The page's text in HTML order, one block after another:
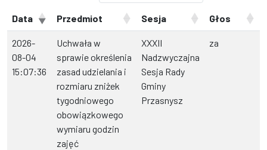
Data Przedmiot Sesja Głos
2026-
08-04
15:07:36
Uchwała w
sprawie określenia
zasad udzielania i
rozmiaru zniżek
tygodniowego
obowiązkowego
wymiaru godzin
zajęć
XXXII
Nadzwyczajna
Sesja Rady
Gminy
Przasnysz
za